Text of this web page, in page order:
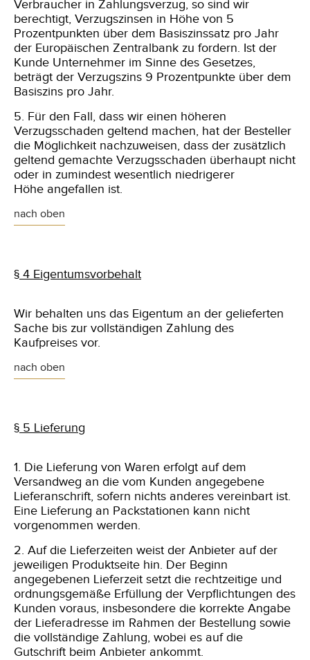
Verbraucher in Zahlungsverzug, so sind wir
berechtigt, Verzugszinsen in Höhe von 5
Prozentpunkten über dem Basiszinssatz pro Jahr
der Europäischen Zentralbank zu fordern. Ist der
Kunde Unternehmer im Sinne des Gesetzes,
beträgt der Verzugszins 9 Prozentpunkte über dem
Basiszins pro Jahr.
5. Für den Fall, dass wir einen höheren
Verzugsschaden geltend machen, hat der Besteller
die Möglichkeit nachzuweisen, dass der zusätzlich
geltend gemachte Verzugsschaden überhaupt nicht
oder in zumindest wesentlich niedrigerer
Höhe angefallen ist.
nach oben
§ 4 Eigentumsvorbehalt
Wir behalten uns das Eigentum an der gelieferten
Sache bis zur vollständigen Zahlung des
Kaufpreises vor.
nach oben
§ 5 Lieferung
1. Die Lieferung von Waren erfolgt auf dem
Versandweg an die vom Kunden angegebene
Lieferanschrift, sofern nichts anderes vereinbart ist.
Eine Lieferung an Packstationen kann nicht
vorgenommen werden.
2. Auf die Lieferzeiten weist der Anbieter auf der
jeweiligen Produktseite hin. Der Beginn
angegebenen Lieferzeit setzt die rechtzeitige und
ordnungsgemäße Erfüllung der Verpflichtungen des
Kunden voraus, insbesondere die korrekte Angabe
der Lieferadresse im Rahmen der Bestellung sowie
die vollständige Zahlung, wobei es auf die
Gutschrift beim Anbieter ankommt.